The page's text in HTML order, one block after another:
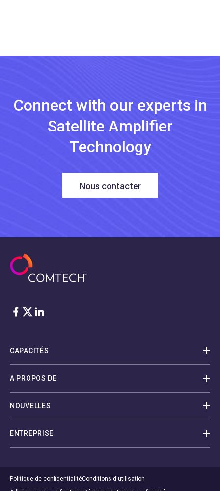
Connect with our experts in
Satellite Amplifier
Technology
Nous contacter
Facebook
Twitter
LinkedIn
CAPACITÉS
A PROPOS DE
NOUVELLES
ENTREPRISE
Politique de confidentialitéConditions d'utilisation